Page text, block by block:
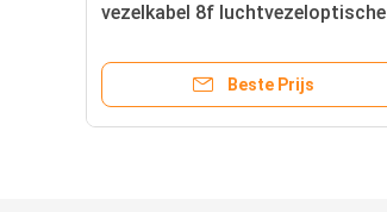
vezelkabel 8f luchtvezeloptische
Beste Prijs